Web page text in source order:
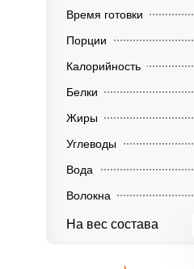
Время готовки
Порции
Калорийность
Белки
Жиры
Углеводы
Вода
Волокна
На вес состава